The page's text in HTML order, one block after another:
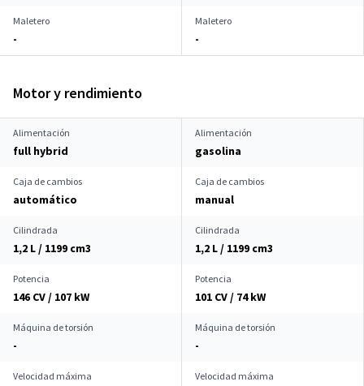
Maletero
-
Maletero
-
Motor y rendimiento
Alimentación
full hybrid
Alimentación
gasolina
Caja de cambios
automático
Caja de cambios
manual
Cilindrada
1,2 L / 1199 cm3
Cilindrada
1,2 L / 1199 cm3
Potencia
146 CV / 107 kW
Potencia
101 CV / 74 kW
Máquina de torsión
-
Máquina de torsión
-
Velocidad máxima Velocidad máxima